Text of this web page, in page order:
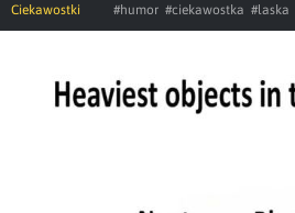
Ciekawostki #humor #ciekawostka #laska